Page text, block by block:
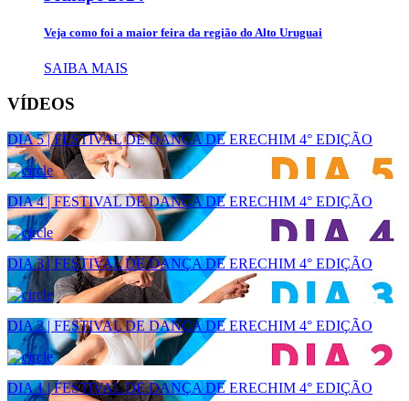
Veja como foi a maior feira da região do Alto Uruguai
SAIBA MAIS
VÍDEOS
DIA 5 | FESTIVAL DE DANÇA DE ERECHIM 4° EDIÇÃO
DIA 4 | FESTIVAL DE DANÇA DE ERECHIM 4° EDIÇÃO
DIA 3 | FESTIVAL DE DANÇA DE ERECHIM 4° EDIÇÃO
DIA 2 | FESTIVAL DE DANÇA DE ERECHIM 4° EDIÇÃO
DIA 1 | FESTIVAL DE DANÇA DE ERECHIM 4° EDIÇÃO